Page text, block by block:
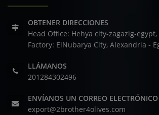
OBTENER DIRECCIONES
Head Office: Hehya city-zagazig-
Factory: ElNubarya City, Alexandria -
LLÁMANOS
201284302496
ENVÍANOS UN CORREO ELECTRÓNICO
export@2brother4olives.com